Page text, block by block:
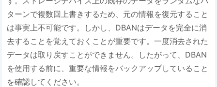
ターンで複数回上書きするため、元の情報を復元すること
は事実上不可能です。しかし、DBANはデータを完全に消
去することを覚えておくことが重要です。一度消去された
データは取り戻すことができません。したがって、DBAN
を使用する前に、重要な情報をバックアップしていること
を確認してください。